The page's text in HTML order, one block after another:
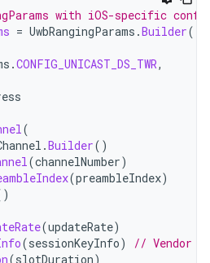
with iOS-specific
= UwbRangingParams .Builder(
.CONFIG_UNICAST_DS_TWR,
(
.Builder()
(channelNumber)
(preambleIndex)
(updateRate)
(sessionKeyInfo)
// Vendor
(slotDuration)